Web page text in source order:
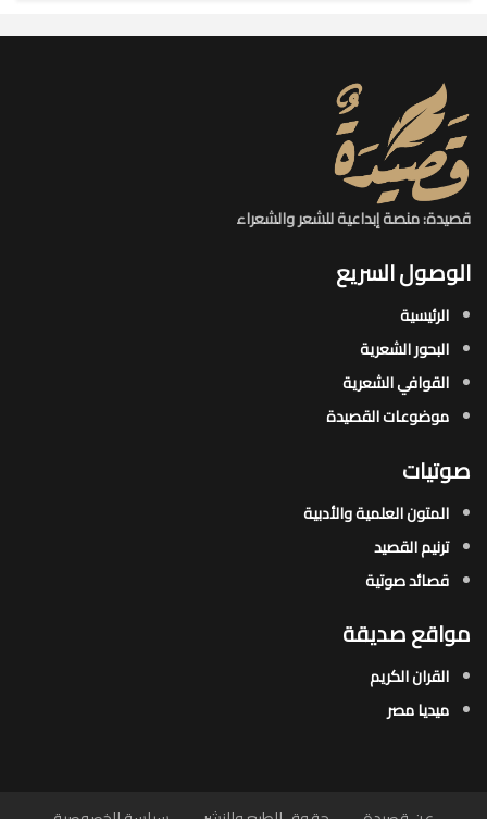
قصيدة: منصة إبداعية للشعر والشعراء
الوصول السريع
الرئيسية
البحور الشعرية​
القوافي الشعرية​
موضوعات القصيدة​
صوتيات
المتون العلمية والأدبية
ترنيم القصيد
قصائد صوتية
مواقع صديقة
القران الكريم
ميديا مصر